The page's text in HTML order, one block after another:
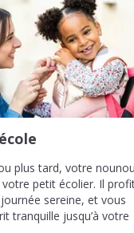
plus tard, votre nounou
votre petit écolier. Il
journée sereine, et vous
tranquille jusqu’à votre